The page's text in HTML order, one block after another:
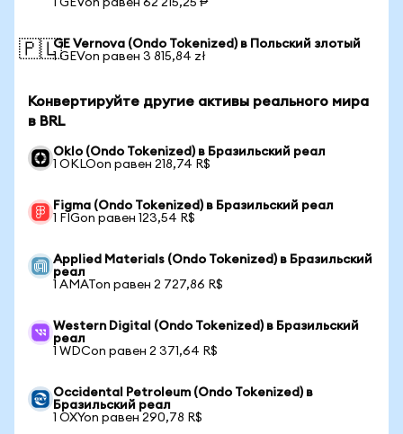
1 GEVon равен 62 215,25 ₱
🇵🇱GE Vernova (Ondo Tokenized) в Польский злотый
1 GEVon равен 3 815,84 zł
Конвертируйте другие активы реального мира
в BRL
Oklo (Ondo Tokenized) в Бразильский реал
1 OKLOon равен 218,74 R$
Figma (Ondo Tokenized) в Бразильский реал
1 FIGon равен 123,54 R$
Applied Materials (Ondo Tokenized) в Бразильский
реал
1 AMATon равен 2 727,86 R$
Western Digital (Ondo Tokenized) в Бразильский
реал
1 WDCon равен 2 371,64 R$
Occidental Petroleum (Ondo Tokenized) в
Бразильский реал
1 OXYon равен 290,78 R$